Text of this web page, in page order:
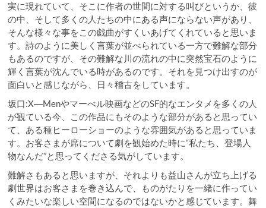
実に現れていて、そこに作者の世間に対する叫びというか、彼
の中、そして多くの人たちの中にある声にならない声があり、
そんな様々な事をこの戯曲がすくいあげてくれていると思いま
す。詩のように美しく言葉が並べられている一方で難解な部分
もあるのですが、その難解な川の流れの中に突然宝石のように
輝く言葉が沈んでいる時があるのです。それを見つけ出すのが
面白いと感じながら、日々稽古をしています。
坂口:X―Menやマーべル映画などのSF的なエンタメを多くの人
が観ている今、この作品にもそのような部分があると思ってい
て、ある種ヒーローショーのような雰囲気があると思っていま
す。お客さまが席について劇を観始めた時に“私たち、登場人
物なんだ”と思ってくださる気がしています。
難解さもあると思いますが、それよりも益山さんが立ち上げる
劇世界はお客さまを巻き込んで、ものがたりを一緒に作ってい
くみたいな楽しい空間になるのではないかと感じています。舞